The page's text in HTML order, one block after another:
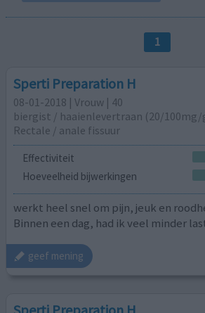
1
Sperti Preparation H
08-01-2018 | Vrouw | 40
biergist / haaienlevertraan (20/100mg/
Rectale / anale fissuur
Effectiviteit
Hoeveelheid bijwerkingen
werkt heel snel om pijn, jeuk en
Binnen een dag, had ik veel minder
geef mening